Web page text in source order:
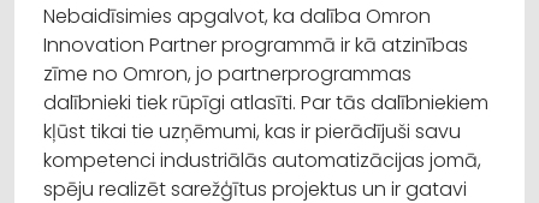
Nebaidīsimies apgalvot, ka dalība Omron
Innovation Partner programmā ir kā atzinības
zīme no Omron, jo partnerprogrammas
dalībnieki tiek rūpīgi atlasīti. Par tās dalībniekiem
kļūst tikai tie uzņēmumi, kas ir pierādījuši savu
kompetenci industriālās automatizācijas jomā,
spēju realizēt sarežģītus projektus un ir gatavi